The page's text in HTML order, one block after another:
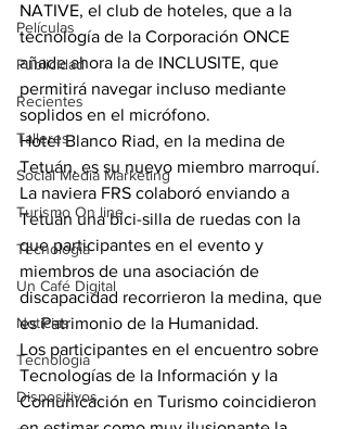
Películas
Publicidad
Recientes
Talleres
Social Media Marketing
Turismo On line
Tecnología
Un Café Digital
Noticias
Tecnología
Dispositivos
NATIVE, el club de hoteles, que a la
tecnología de la Corporación ONCE
añade ahora la de INCLUSITE, que
permitirá navegar incluso mediante
soplidos en el micrófono.
Hotel Blanco Riad, en la medina de
Tetuán, es su nuevo miembro marroquí.
La naviera FRS colaboró enviando a
Tetuán una bici-silla de ruedas con la
que participantes en el evento y
miembros de una asociación de
discapacidad recorrieron la medina, que
es Patrimonio de la Humanidad.
Los participantes en el encuentro sobre
Tecnologías de la Información y la
Comunicación en Turismo coincidieron